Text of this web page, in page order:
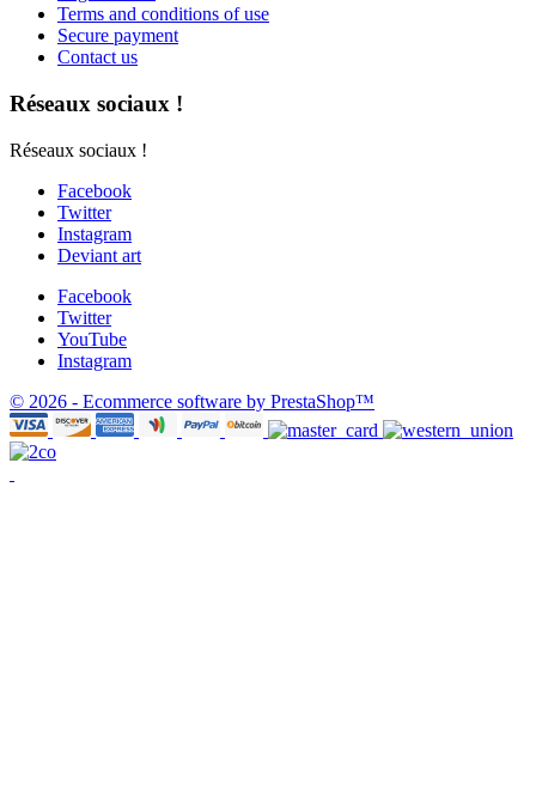
Terms and conditions of use
Secure payment
Contact us
Réseaux sociaux !
Réseaux sociaux !
Facebook
Twitter
Instagram
Deviant art
Facebook
Twitter
YouTube
Instagram
© 2026 - Ecommerce software by PrestaShop™